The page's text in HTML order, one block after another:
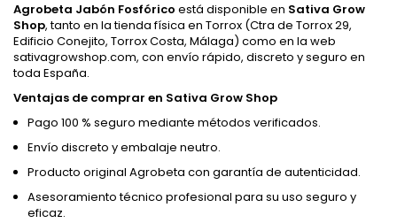
Agrobeta Jabón Fosfórico está disponible en Sativa Grow
Shop, tanto en la tienda física en Torrox (Ctra de Torrox 29,
Edificio Conejito, Torrox Costa, Málaga) como en la web
sativagrowshop.com, con envío rápido, discreto y seguro en
toda España.
Ventajas de comprar en Sativa Grow Shop
Pago 100 % seguro mediante métodos verificados.
Envío discreto y embalaje neutro.
Producto original Agrobeta con garantía de autenticidad.
Asesoramiento técnico profesional para su uso seguro y
eficaz.